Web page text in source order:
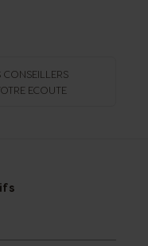
CONSEILLERS
ECOUTE